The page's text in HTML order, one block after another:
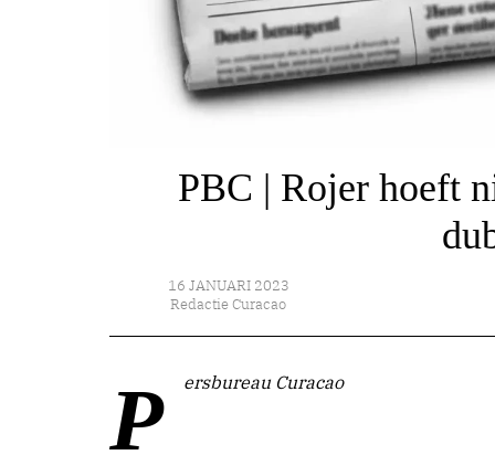
PBC | Rojer hoeft
16 JANUARI 2023
Redactie Curacao
Persbureau Curacao